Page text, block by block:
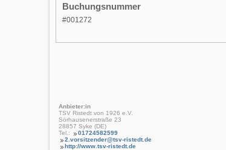
Buchungsnummer
#001272
Anbieter:in
TSV Ristedt von 1926 e.V.
Sörhausenerstraße 23
28857 Syke (DE)
Tel.:
01724582599
2.vorsitzender@tsv-ristedt.de
http://www.tsv-ristedt.de